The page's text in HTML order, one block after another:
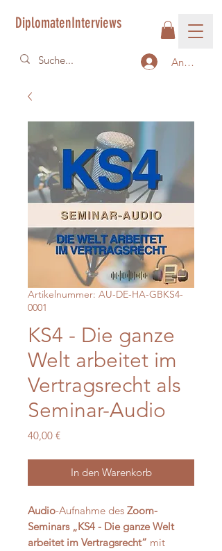
DiplomatenInterviews
Anmelden
Artikelnummer: AU-DE-HA-GBKS4-
0001
KS4 - Die ganze
Welt arbeitet im
Vertragsrecht als
Seminar-Audio
40,00 €Preis
In den Warenkorb
Audio-Aufnahme des Zoom-
Seminars „KS4 - Die ganze Welt
arbeitet im Vertragsrecht“ mit